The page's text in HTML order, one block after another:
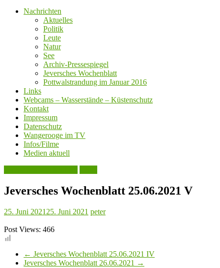
Nachrichten
Aktuelles
Politik
Leute
Natur
See
Archiv-Pressespiegel
Jeversches Wochenblatt
Pottwalstrandung im Januar 2016
Links
Webcams – Wasserstände – Küstenschutz
Kontakt
Impressum
Datenschutz
Wangerooge im TV
Infos/Filme
Medien aktuell
Jeversches Wochenblatt 25.06.2021 V
25. Juni 2021 25. Juni 2021 peter
Post Views: 466
← Jeversches Wochenblatt 25.06.2021 IV
Jeversches Wochenblatt 26.06.2021 →